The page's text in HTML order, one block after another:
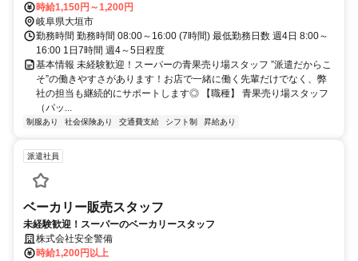
時給1,150円～1,200円
岐阜県大垣市
勤務時間 勤務時間 08:00～16:00 (7時間) 最低勤務日数 週4日 8:00～
16:00 1日7時間 週4～5日程度
基本情報 未経験歓迎！スーパーの青果売り場スタッフ ”派遣だからこ
そ”の働きやすさがあります！お店で一緒に働く先輩だけでなく、弊
社の担当も継続的にサポートします◎ 【職種】 青果売り場スタッフ
（パッ...
制服あり 社会保険あり 交通費支給 シフト制 昇給あり
派遣社員
ベーカリー販売スタッフ
未経験歓迎！スーパーのベーカリースタッフ
株式会社安全警備
時給1,200円以上